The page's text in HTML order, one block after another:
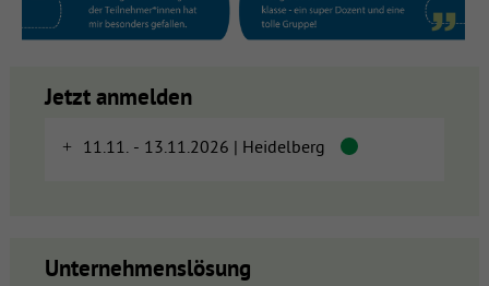
Jetzt anmelden
11.11. - 13.11.2026 | Heidelberg
Unternehmenslösung